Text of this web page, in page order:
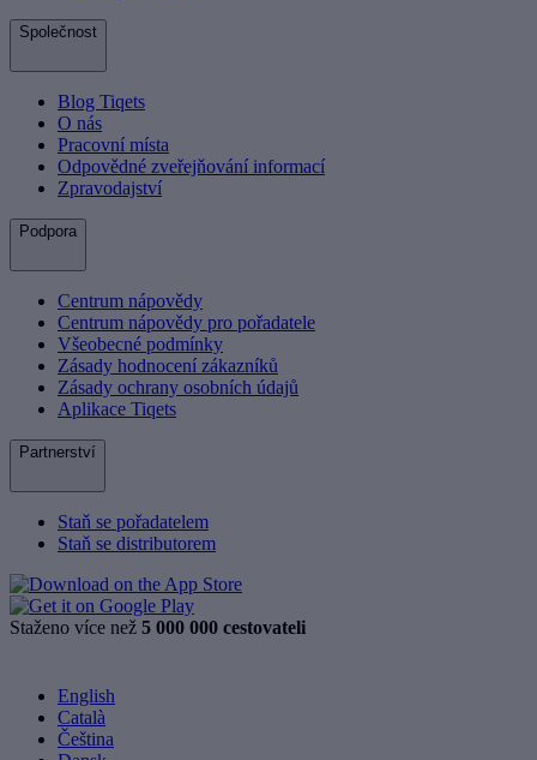
Společnost
Blog Tiqets
O nás
Pracovní místa
Odpovědné zveřejňování informací
Zpravodajství
Podpora
Centrum nápovědy
Centrum nápovědy pro pořadatele
Všeobecné podmínky
Zásady hodnocení zákazníků
Zásady ochrany osobních údajů
Aplikace Tiqets
Partnerství
Staň se pořadatelem
Staň se distributorem
Staženo více než 5 000 000 cestovateli
English
Català
Čeština